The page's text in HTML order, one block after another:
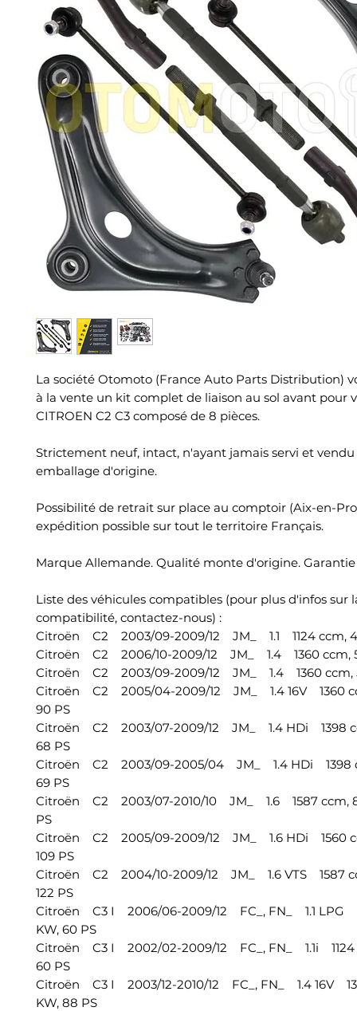
La société Otomoto (France Auto Parts Distribution)
à la vente un kit complet de liaison au sol avant pour
CITROEN C2 C3 composé de 8 pièces.
Strictement neuf, intact, n'ayant jamais servi et vendu
emballage d'origine.
Possibilité de retrait sur place au comptoir (Aix-en-
expédition possible sur tout le territoire Français.
Marque Allemande. Qualité monte d'origine. Garantie
Liste des véhicules compatibles (pour plus d'infos sur
compatibilité, contactez-nous) :
Citroën C2 2003/09-2009/12 JM_ 1.1 1124 ccm,
Citroën C2 2006/10-2009/12 JM_ 1.4 1360 ccm,
Citroën C2 2003/09-2009/12 JM_ 1.4 1360 ccm,
Citroën C2 2005/04-2009/12 JM_ 1.4 16V 1360
90 PS
Citroën C2 2003/07-2009/12 JM_ 1.4 HDi 1398
68 PS
Citroën C2 2003/09-2005/04 JM_ 1.4 HDi 1398
69 PS
Citroën C2 2003/07-2010/10 JM_ 1.6 1587 ccm,
PS
Citroën C2 2005/09-2009/12 JM_ 1.6 HDi 1560
109 PS
Citroën C2 2004/10-2009/12 JM_ 1.6 VTS 1587
122 PS
Citroën C3 I 2006/06-2009/12 FC_, FN_ 1.1 LPG
KW, 60 PS
Citroën C3 I 2002/02-2009/12 FC_, FN_ 1.1i 1124
60 PS
Citroën C3 I 2003/12-2010/12 FC_, FN_ 1.4 16V
KW, 88 PS